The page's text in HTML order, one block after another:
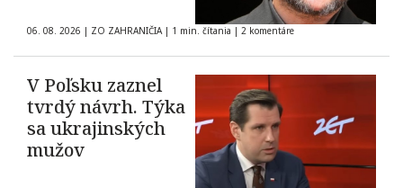
06. 08. 2026 | ZO ZAHRANIČIA | 1 min. čítania | 2 komentáre
V Poľsku zaznel
tvrdý návrh. Týka
sa ukrajinských
mužov